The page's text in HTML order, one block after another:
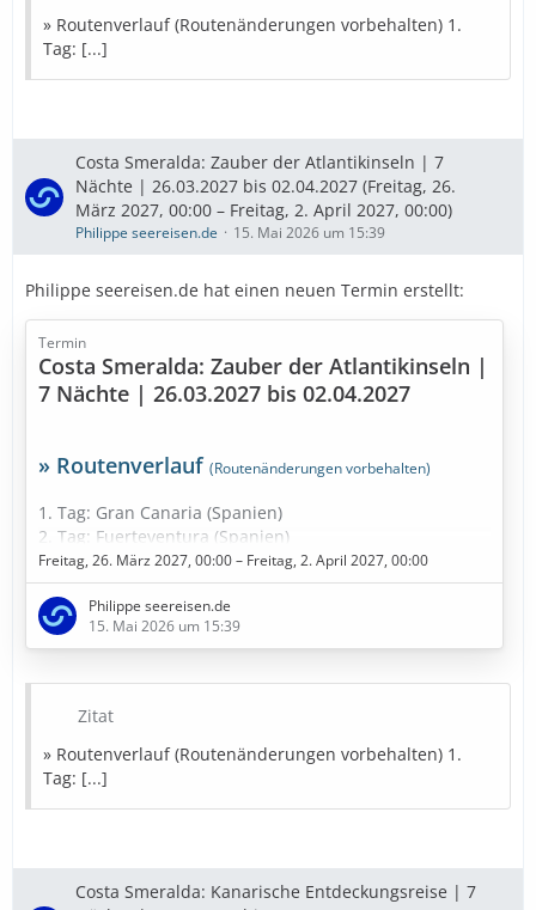
» Bestpreise in Sicht
Diese Kreuzfahrt buchen
Ausflugstipps Reiseversicherung …
» Routenverlauf (Routenänderungen vorbehalten) 1.
Tag: [...]
Costa Smeralda: Zauber der Atlantikinseln | 7
Nächte | 26.03.2027 bis 02.04.2027 (Freitag, 26.
März 2027, 00:00 – Freitag, 2. April 2027, 00:00)
Philippe seereisen.de 15. Mai 2026 um 15:39
Philippe seereisen.de hat einen neuen Termin erstellt:
Termin
Costa Smeralda: Zauber der Atlantikinseln |
7 Nächte | 26.03.2027 bis 02.04.2027
» Routenverlauf (Routenänderungen vorbehalten)
1. Tag: Gran Canaria (Spanien)
2. Tag: Fuerteventura (Spanien)
3. Tag: Santa Cruz de Tenerife (Spanien)
4. Tag: Santa Cruz de Tenerife (Spanien)
5. Tag: Arrecife / Lanzarote (Spanien)
6. Tag: Seetag
8. Tag: Am dunkelsten Punkt im Kanarische Meernien
(Spanien)
9. Tag: Gran Canaria (Spanien)
» Bestpreise in Sicht
» Bestpreise für eure Urlaubsplanung
Freitag, 26. März 2027, 00:00 – Freitag, 2. April 2027, 00:00
Philippe seereisen.de
15. Mai 2026 um 15:39
Zitat
» Routenverlauf (Routenänderungen vorbehalten) 1.
Tag: [...]
Costa Smeralda: Kanarische Entdeckungsreise | 7